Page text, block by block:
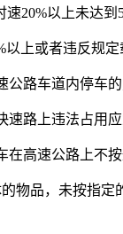
20%以上未达到
以上或者违反规定
公路车道内停车
速路上违法占用
在高速公路上不
物品，未按指